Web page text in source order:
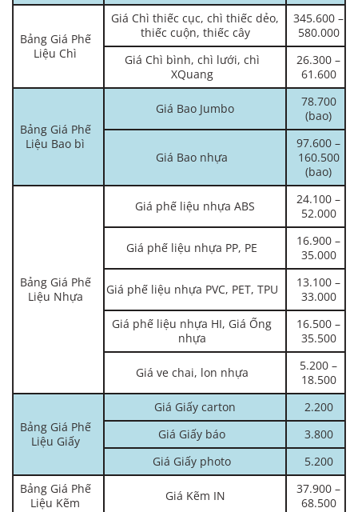
Bảng Giá Phế
Liệu Chì
Giá Chì thiếc cục, chì thiếc dẻo,
thiếc cuộn, thiếc cây
345.600 –
580.000
Giá Chì bình, chì lưới, chì
XQuang
26.300 –
61.600
Bảng Giá Phế
Liệu Bao bì
Giá Bao Jumbo
78.700
(bao)
Giá Bao nhựa
97.600 –
160.500
(bao)
Bảng Giá Phế
Liệu Nhựa
Giá phế liệu nhựa ABS
24.100 –
52.000
Giá phế liệu nhựa PP, PE
16.900 –
35.000
Giá phế liệu nhựa PVC, PET, TPU
13.100 –
33.000
Giá phế liệu nhựa HI, Giá Ống
nhựa
16.500 –
35.500
Giá ve chai, lon nhựa
5.200 –
18.500
Bảng Giá Phế
Liệu Giấy
Giá Giấy carton
2.200
Giá Giấy báo
3.800
Giá Giấy photo
5.200
Bảng Giá Phế
Liệu Kẽm
Giá Kẽm IN
37.900 –
68.500